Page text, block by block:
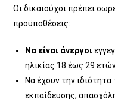
Οι δικαιούχοι πρέπει
προϋποθέσεις:
Να είναι άνεργοι
ηλικίας 18 έως 29
Να έχουν την
εκπαίδευσης,